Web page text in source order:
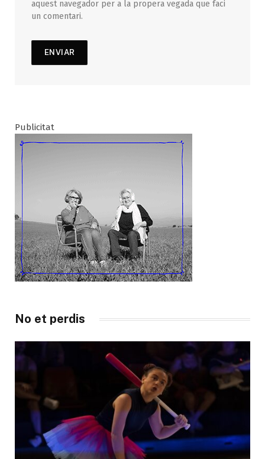
aquest navegador per a la propera vegada que faci
un comentari.
Publicitat
No et perdis